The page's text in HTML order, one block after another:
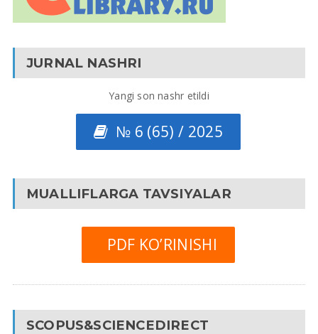
JURNAL NASHRI
Yangi son nashr etildi
№ 6 (65) / 2025
MUALLIFLARGA TAVSIYALAR
PDF KO’RINISHI
SCOPUS&SCIENCEDIRECT